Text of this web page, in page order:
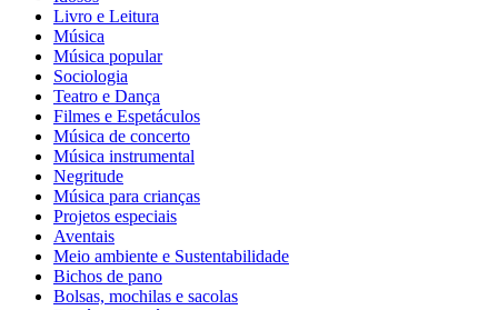
Livro e Leitura
Música
Música popular
Sociologia
Teatro e Dança
Filmes e Espetáculos
Música de concerto
Música instrumental
Negritude
Música para crianças
Projetos especiais
Aventais
Meio ambiente e Sustentabilidade
Bichos de pano
Bolsas, mochilas e sacolas